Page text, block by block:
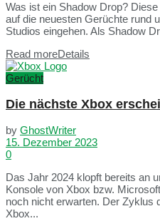
Was ist ein Shadow Drop?
auf die neuesten Gerüchte rund
Studios eingehen. Als Shadow
Read moreDetails
Gerücht
Die nächste Xbox
by GhostWriter
15. Dezember 2023
0
Das Jahr 2024 klopft bereits an
Konsole von Xbox bzw.
noch nicht erwarten. Der Zyklus
Xbox...